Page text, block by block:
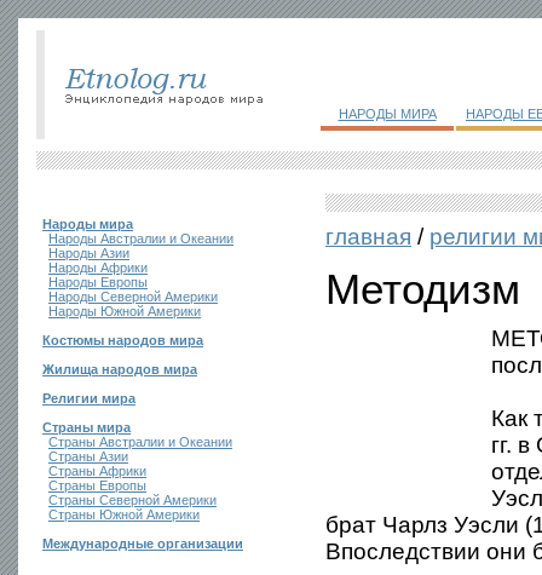
НАРОДЫ МИРА НАРОДЫ
Народы мира
Народы Австралии и Океании
Народы Азии
Народы Африки
Народы Европы
Народы Северной Америки
Народы Южной Америки
Костюмы народов мира
Жилища народов мира
Религии мира
Страны мира
Страны Австралии и Океании
Страны Азии
Страны Африки
Страны Европы
Страны Северной Америки
Страны Южной Америки
Международные организации
главная / религии
Методизм
Как
гг.
брат Чарлз Уэсли
Впоследствии они